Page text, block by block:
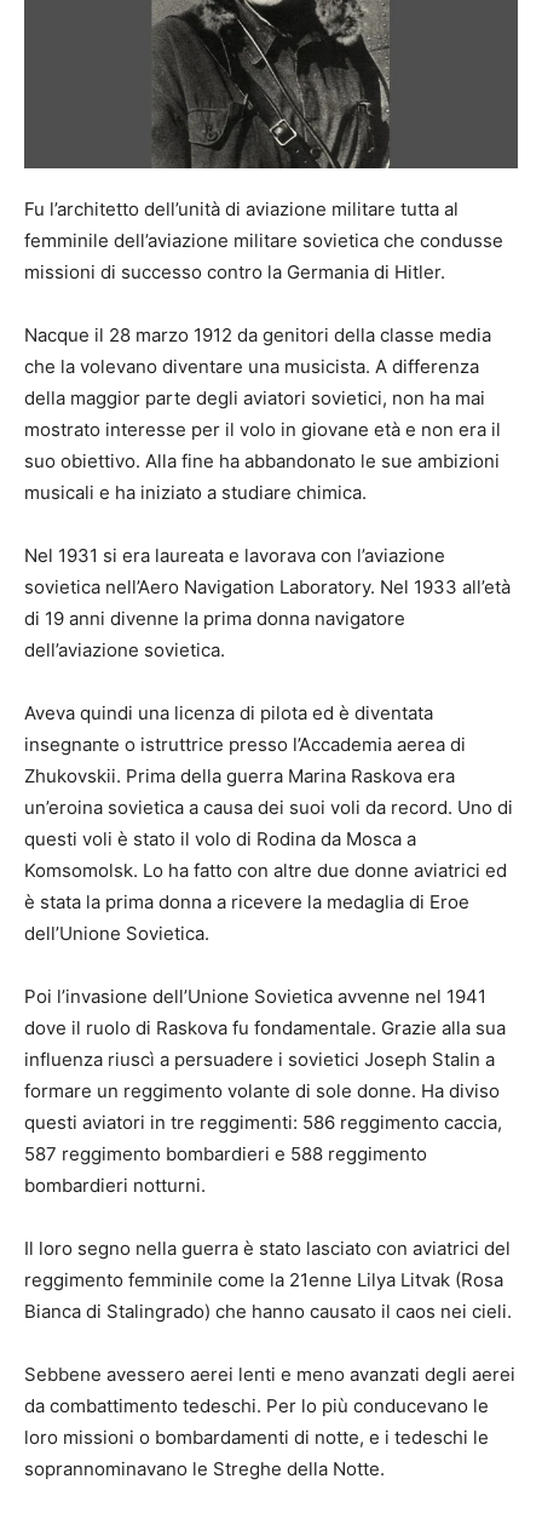
Fu l’architetto dell’unità di aviazione militare tutta al
femminile dell’aviazione militare sovietica che condusse
missioni di successo contro la Germania di Hitler.
Nacque il 28 marzo 1912 da genitori della classe media
che la volevano diventare una musicista. A differenza
della maggior parte degli aviatori sovietici, non ha mai
mostrato interesse per il volo in giovane età e non era il
suo obiettivo. Alla fine ha abbandonato le sue ambizioni
musicali e ha iniziato a studiare chimica.
Nel 1931 si era laureata e lavorava con l’aviazione
sovietica nell’Aero Navigation Laboratory. Nel 1933 all’età
di 19 anni divenne la prima donna navigatore
dell’aviazione sovietica.
Aveva quindi una licenza di pilota ed è diventata
insegnante o istruttrice presso l’Accademia aerea di
Zhukovskii. Prima della guerra Marina Raskova era
un’eroina sovietica a causa dei suoi voli da record. Uno di
questi voli è stato il volo di Rodina da Mosca a
Komsomolsk. Lo ha fatto con altre due donne aviatrici ed
è stata la prima donna a ricevere la medaglia di Eroe
dell’Unione Sovietica.
Poi l’invasione dell’Unione Sovietica avvenne nel 1941
dove il ruolo di Raskova fu fondamentale. Grazie alla sua
influenza riuscì a persuadere i sovietici Joseph Stalin a
formare un reggimento volante di sole donne. Ha diviso
questi aviatori in tre reggimenti: 586 reggimento caccia,
587 reggimento bombardieri e 588 reggimento
bombardieri notturni.
Il loro segno nella guerra è stato lasciato con aviatrici del
reggimento femminile come la 21enne Lilya Litvak (Rosa
Bianca di Stalingrado) che hanno causato il caos nei cieli.
Sebbene avessero aerei lenti e meno avanzati degli aerei
da combattimento tedeschi. Per lo più conducevano le
loro missioni o bombardamenti di notte, e i tedeschi le
soprannominavano le Streghe della Notte.